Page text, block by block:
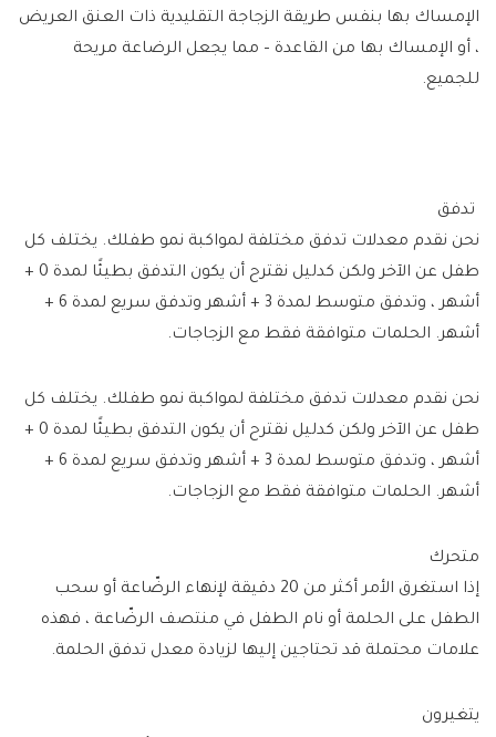
الإمساك بها بنفس طريقة الزجاجة التقليدية ذات العنق العريض
، أو الإمساك بها من القاعدة – مما يجعل الرضاعة مريحة
للجميع.
تدفق
نحن نقدم معدلات تدفق مختلفة لمواكبة نمو طفلك. يختلف كل
طفل عن الآخر ولكن كدليل نقترح أن يكون التدفق بطيئًا لمدة 0 +
أشهر ، وتدفق متوسط ​​لمدة 3 + أشهر وتدفق سريع لمدة 6 +
أشهر. الحلمات متوافقة فقط مع الزجاجات.
نحن نقدم معدلات تدفق مختلفة لمواكبة نمو طفلك. يختلف كل
طفل عن الآخر ولكن كدليل نقترح أن يكون التدفق بطيئًا لمدة 0 +
أشهر ، وتدفق متوسط ​​لمدة 3 + أشهر وتدفق سريع لمدة 6 +
أشهر. الحلمات متوافقة فقط مع الزجاجات.
متحرك
إذا استغرق الأمر أكثر من 20 دقيقة لإنهاء الرضّاعة أو سحب
الطفل على الحلمة أو نام الطفل في منتصف الرضّاعة ، فهذه
علامات محتملة قد تحتاجين إليها لزيادة معدل تدفق الحلمة.
يتغيرون